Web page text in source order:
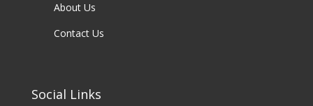
About Us
Contact Us
Social Links